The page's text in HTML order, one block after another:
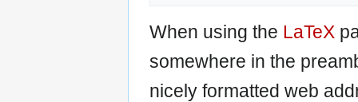
When using the LaTeX
somewhere in the
nicely formatted web